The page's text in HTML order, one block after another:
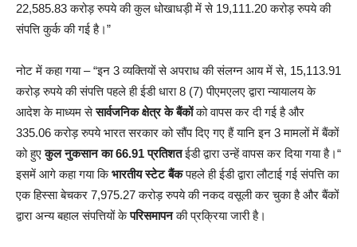
22,585.83 करोड़ रुपये की कुल धोखाधड़ी में से 19,111.20 करोड़ रुपये की
संपत्ति कुर्क की गई है।”
नोट में कहा गया – “इन 3 व्यक्तियों से अपराध की संलग्न आय में से, 15,113.91
करोड़ रुपये की संपत्ति पहले ही ईडी धारा 8 (7) पीएमएलए द्वारा न्यायालय के
आदेश के माध्यम सेसार्वजनिक क्षेत्र के बैंकोंको वापस कर दी गई है और
335.06 करोड़ रुपये भारत सरकार को सौंप दिए गए हैं यानि इन 3 मामलों में बैंकों
को हुएकुल नुकसान का 66.91 प्रतिशतईडी द्वारा उन्हें वापस कर दिया गया है।“
इसमें आगे कहा गया किभारतीय स्टेट बैंकपहले ही ईडी द्वारा लौटाई गई संपत्ति का
एक हिस्सा बेचकर 7,975.27 करोड़ रुपये की नकद वसूली कर चुका है और बैंकों
द्वारा अन्य बहाल संपत्तियों केपरिसमापनकी प्रक्रिया जारी है।